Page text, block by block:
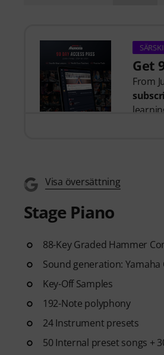
Get
From
time
see
- A
-
Visa översättning
Stage Piano
88-Key Graded Hammer
Sound generation: Yamaha
Key-Off Samples
192-Note polyphony
24 Instrument presets
50 Internal preset songs +